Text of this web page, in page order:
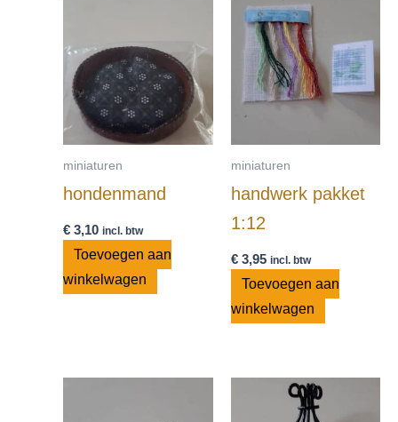
miniaturen
hondenmand
€ 3,10 incl. btw
Toevoegen aan
winkelwagen
miniaturen
handwerk pakket
1:12
€3,95 incl. btw
Toevoegen aan
winkelwagen